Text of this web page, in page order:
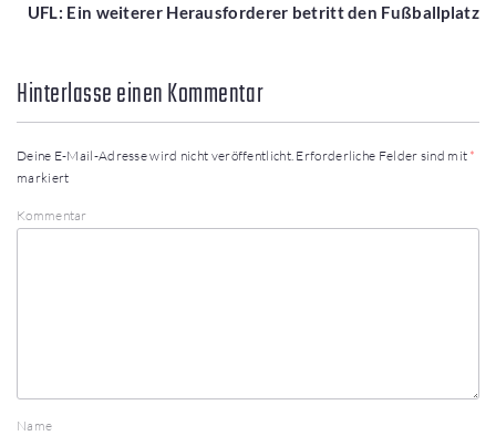
UFL: Ein weiterer Herausforderer betritt den Fußballplatz
Hinterlasse einen Kommentar
Deine E-Mail-Adresse wird nicht veröffentlicht. Erforderliche Felder sind mit *
markiert
Kommentar
Name